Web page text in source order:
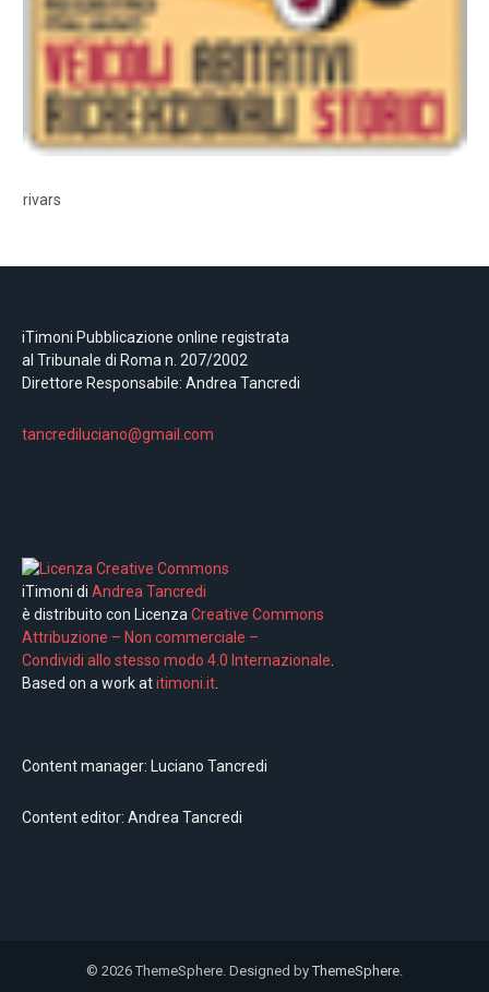
rivars
iTimoni Pubblicazione online registrata
al Tribunale di Roma n. 207/2002
Direttore Responsabile: Andrea Tancredi
tancrediluciano@gmail.com
iTimoni di Andrea Tancredi
è distribuito con LicenzaCreative Commons
Attribuzione – Non commerciale –
Condividi allo stesso modo 4.0 Internazionale.
Based on a work atitimoni.it.
Content manager: Luciano Tancredi
Content editor: Andrea Tancredi
© 2026 ThemeSphere. Designed byThemeSphere.